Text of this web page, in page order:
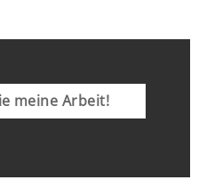
meine Arbeit!